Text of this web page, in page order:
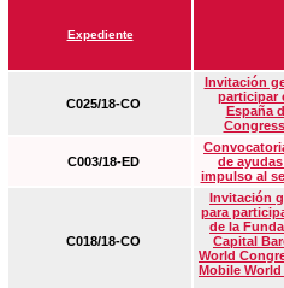
Expediente
C025/18-CO
Invitación
participar
España
C003/18-ED
de
impulso al
C018/18-CO
Invitación
para
de la
Capital
World
Mobile